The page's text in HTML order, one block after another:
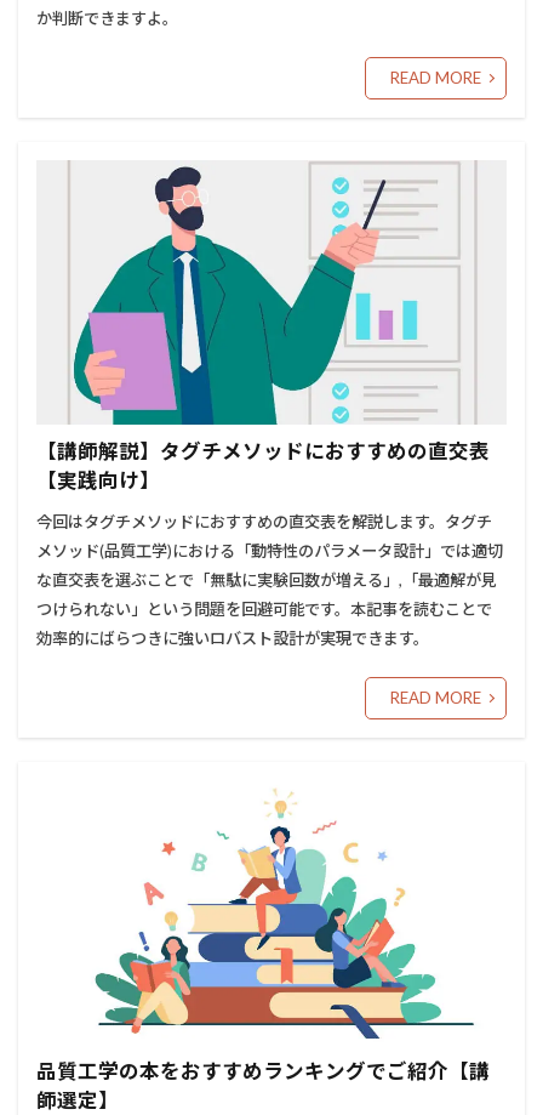
か判断できますよ。
READ MORE
【講師解説】タグチメソッドにおすすめの直交表
【実践向け】
今回はタグチメソッドにおすすめの直交表を解説します。タグチ
メソッド(品質工学)における「動特性のパラメータ設計」では適切
な直交表を選ぶことで「無駄に実験回数が増える」,「最適解が見
つけられない」という問題を回避可能です。本記事を読むことで
効率的にばらつきに強いロバスト設計が実現できます。
READ MORE
品質工学の本をおすすめランキングでご紹介【講
師選定】